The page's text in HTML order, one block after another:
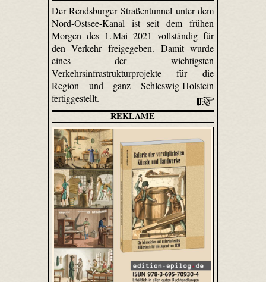
Der Rendsburger Straßentunnel unter dem
Nord-Ostsee-Kanal ist seit dem frühen
Morgen des 1. Mai 2021 vollständig für
den Verkehr freigegeben. Damit wurde
eines der wichtigsten
Verkehrsinfrastrukturprojekte für die
Region und ganz Schleswig-Holstein
fertiggestellt.
REKLAME